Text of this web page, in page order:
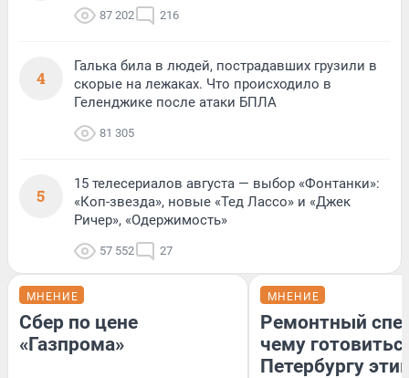
87 202 216
4
Галька била в людей, пострадавших грузили в
скорые на лежаках. Что происходило в
Геленджике после атаки БПЛА
81 305
5
15 телесериалов августа — выбор «Фонтанки»:
«Коп-звезда», новые «Тед Лассо» и «Джек
Ричер», «Одержимость»
57 552 27
МНЕНИЕ
Сбер по цене
«Газпрома»
МНЕНИЕ
Ремонтный
чему
Петербургу